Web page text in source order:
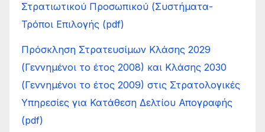
Στρατιωτικού Προσωπικού (Συστήµατα-
Τρόποι Επιλογής (pdf)
Πρόσκληση Στρατευσίμων Κλάσης 2029
(Γεννημένοι το έτος 2008) και Κλάσης 2030
(Γεννημένοι το έτος 2009) στις Στρατολογικές
Υπηρεσίες για Κατάθεση Δελτίου Απογραφής
(pdf)